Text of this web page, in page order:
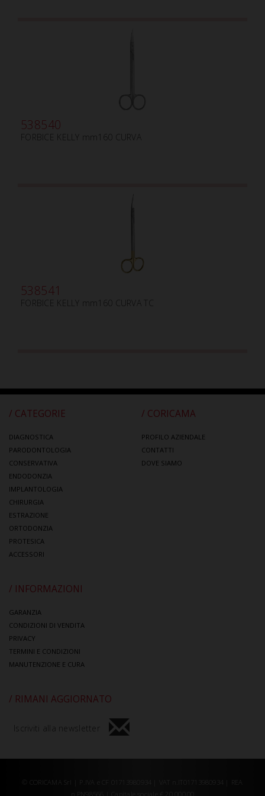
538540
FORBICE KELLY mm160 CURVA
538541
FORBICE KELLY mm160 CURVA TC
/ CATEGORIE
DIAGNOSTICA
PARODONTOLOGIA
CONSERVATIVA
ENDODONZIA
IMPLANTOLOGIA
CHIRURGIA
ESTRAZIONE
ORTODONZIA
PROTESICA
ACCESSORI
/ CORICAMA
PROFILO AZIENDALE
CONTATTI
DOVE SIAMO
/ INFORMAZIONI
GARANZIA
CONDIZIONI DI VENDITA
PRIVACY
TERMINI E CONDIZIONI
MANUTENZIONE E CURA
/ RIMANI AGGIORNATO
Iscriviti alla newsletter
© CORICAMA Srl | P.IVA e CF 01713980934 | VAT n.IT01713980934 | REA